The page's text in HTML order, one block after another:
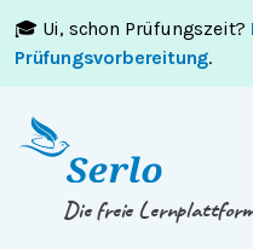
🎓 Ui, schon Prüfungszeit?
Prüfungsvorbereitung.
Springe zumInhaltoder
Die freie Lernplattform